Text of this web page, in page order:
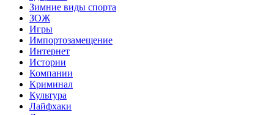
Зимние виды спорта
ЗОЖ
Игры
Импортозамещение
Интернет
Истории
Компании
Криминал
Культура
Лайфхаки